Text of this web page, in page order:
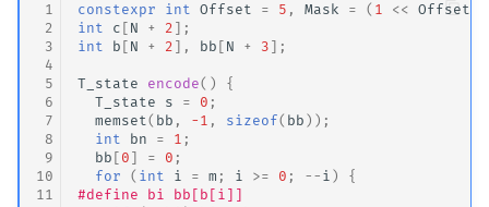
1
2
3
4
5
6
7
8
9
10
11
constexpr int Offset = 5 , Mask = ( 1 << Offset
int
c [ N + 2 ];
int
b [ N + 2 ], bb [ N + 3 ];
T_state encode()
{
T_state
s = 0 ;
memset( bb , -1 , sizeof( bb ));
int
bn = 1 ;
bb [ 0 ] = 0 ;
for
( int i = m ; i >= 0 ; -- i )
{
#define bi bb[b[i]]